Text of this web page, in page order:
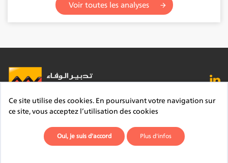
Voir toutes les analyses
FAQ Lexique Contact
Mentions légales
Site du Groupe
Plan du site Déontologie
Ce site utilise des cookies. En poursuivant votre navigation sur
ce site, vous acceptez l’utilisation des cookies
Oui, je suis d'accord Plus d'infos